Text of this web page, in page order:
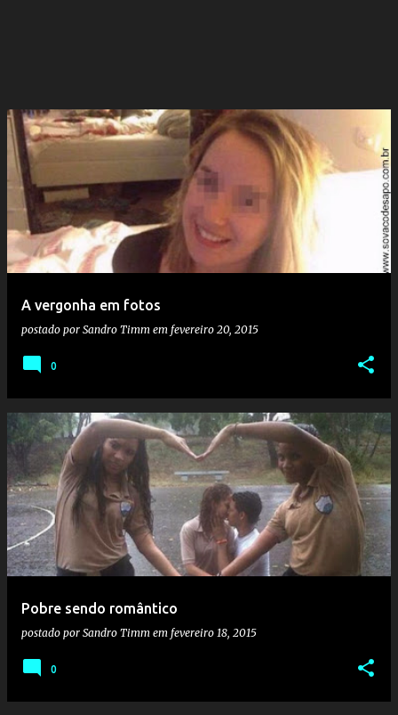
A vergonha em fotos
postado por Sandro Timm em fevereiro 20, 2015
0
Pobre sendo romântico
postado por Sandro Timm em fevereiro 18, 2015
0